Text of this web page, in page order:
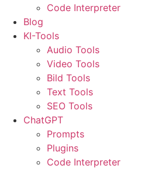
Code Interpreter
Blog
KI-Tools
Audio Tools
Video Tools
Bild Tools
Text Tools
SEO Tools
ChatGPT
Prompts
Plugins
Code Interpreter